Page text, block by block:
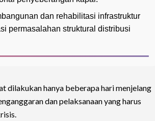
dan rehabilitasi infrastruktur
permasalahan struktural distribusi
dilakukan hanya beberapa hari menjelang
dan pelaksanaan yang harus